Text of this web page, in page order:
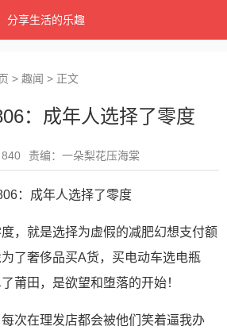
分享生活的乐趣
> 趣闻 > 正文
：成年人选择了零度
责编：一朵梨花压海棠
，就是选择为虚假的减肥幻想支付额
了奢侈品买A货，买电动车选电瓶
莆田，是欲望和堕落的开始！
次在理发店都会被他们笑着逼我办